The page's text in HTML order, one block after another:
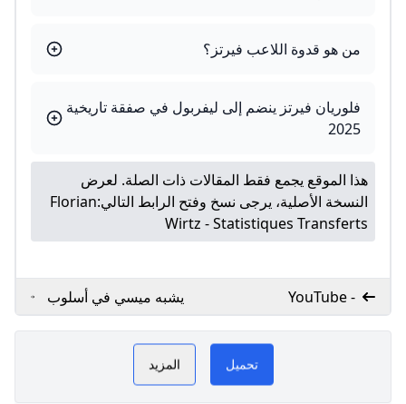
من هو قدوة اللاعب فيرتز؟
فلوريان فيرتز ينضم إلى ليفربول في صفقة تاريخية
2025
هذا الموقع يجمع فقط المقالات ذات الصلة. لعرض
النسخة الأصلية، يرجى نسخ وفتح الرابط التالي:Florian
Wirtz - Statistiques Transferts
- YouTube
يشبه ميسي في أسلوب
اللعب.. من هو فلوريان
فيرتز نجم نادي باير
ليفركوزن الحالي؟!
موقعنا مخصص لمشجعي
ليفربول، وبشكل خاص لعشاق
تحميل المزيد